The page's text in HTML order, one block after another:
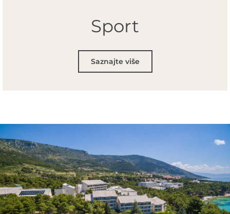
Sport
Saznajte više